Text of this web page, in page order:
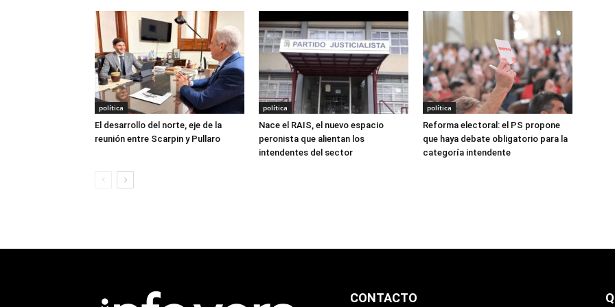
política
El desarrollo del norte, eje de la
reunión entre Scarpin y Pullaro
política
Nace el RAIS, el nuevo espacio
peronista que alientan los
intendentes del sector
política
Reforma electoral: el PS propone
que haya debate obligatorio para la
categoría intendente
CONTACTO